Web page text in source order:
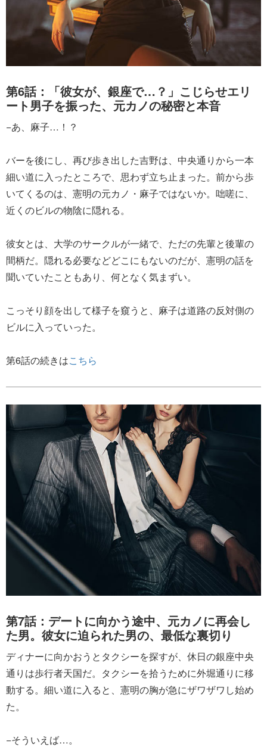
第6話：「彼女が、銀座で…？」こじらせエリ
ート男子を振った、元カノの秘密と本音
−あ、麻子…！？
バーを後にし、再び歩き出した吉野は、中央通りから一本
細い道に入ったところで、思わず立ち止まった。前から歩
いてくるのは、憲明の元カノ・麻子ではないか。咄嗟に、
近くのビルの物陰に隠れる。
彼女とは、大学のサークルが一緒で、ただの先輩と後輩の
間柄だ。隠れる必要などどこにもないのだが、憲明の話を
聞いていたこともあり、何となく気まずい。
こっそり顔を出して様子を窺うと、麻子は道路の反対側の
ビルに入っていった。
第6話の続きはこちら
第7話：デートに向かう途中、元カノに再会し
た男。彼女に迫られた男の、最低な裏切り
ディナーに向かおうとタクシーを探すが、休日の銀座中央
通りは歩行者天国だ。タクシーを拾うために外堀通りに移
動する。細い道に入ると、憲明の胸が急にザワザワし始め
た。
−そういえば…。